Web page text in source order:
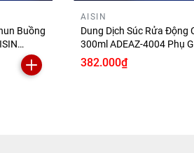
thuật SAE
Buồng
AISIN
Dung Dịch Súc Rửa Động
300ml ADEAZ-4004 Phụ
Nhớt Làm Sạch Cặn Bùn
Thay Nhớt Xe Ô Tô
382.000₫